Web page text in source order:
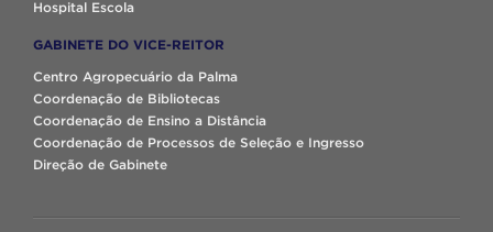
Hospital Escola
GABINETE DO VICE-REITOR
Centro Agropecuário da Palma
Coordenação de Bibliotecas
Coordenação de Ensino a Distância
Coordenação de Processos de Seleção e Ingresso
Direção de Gabinete